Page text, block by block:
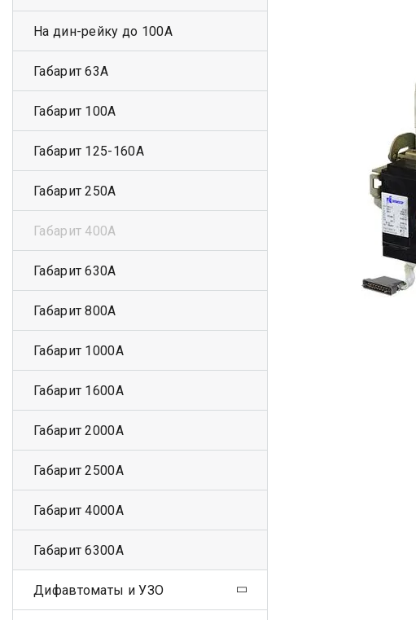
На дин-рейку до 100А
Габарит 63А
Габарит 100А
Габарит 125-160А
Габарит 250А
Габарит 400А
Габарит 630А
Габарит 800А
Габарит 1000А
Габарит 1600А
Габарит 2000А
Габарит 2500А
Габарит 4000А
Габарит 6300А
Дифавтоматы и УЗО